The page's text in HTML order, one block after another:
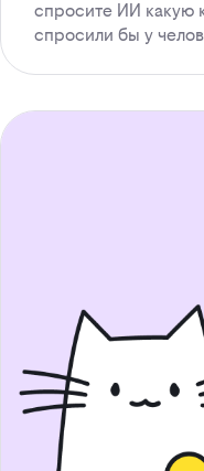
спросите ИИ какую
спросили бы у